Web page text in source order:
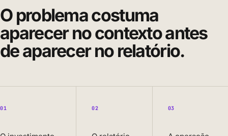
O problema costuma
aparecer no contexto antes
de aparecer no relatório.
01 02 03